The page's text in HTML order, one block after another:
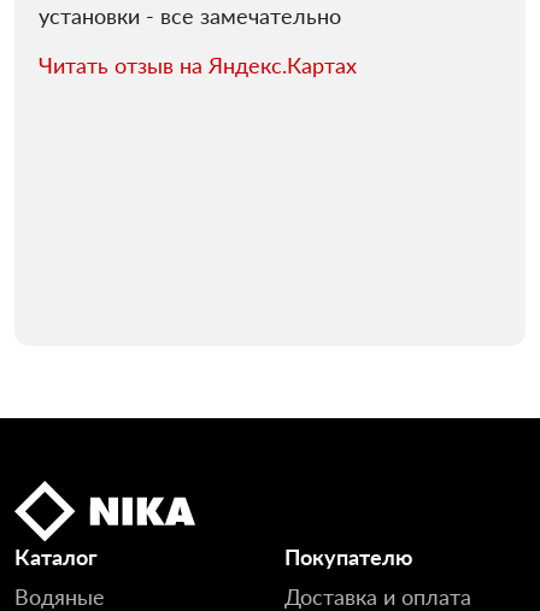
установки - все замечательно
Читать отзыв на Яндекс.Картах
Каталог
Водяные
Покупателю
Доставка и оплата